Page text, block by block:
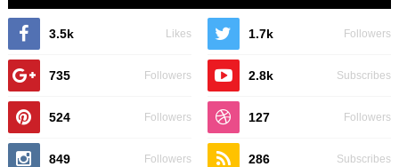
3.5k Likes 1.7k Followers
735 Followers 2.8k Subscribes
524 Followers 127 Followers
849 Followers 286 Subscribes